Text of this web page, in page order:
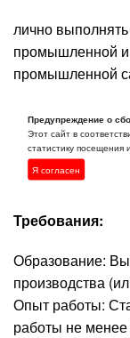
лично
промышленной и
промышленной
проводить
подчинённым
охране труда,
безопасности
Требования:
Образование:
производства
Опыт работы:
работы не менее
Предупреждение о
Этот сайт в
статистику посещения
Я согласен